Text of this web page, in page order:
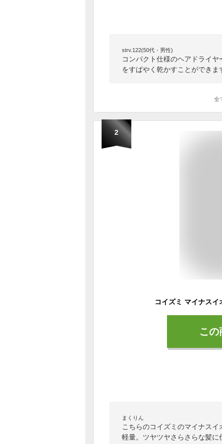
strv.122(50代・男性)
コンパクト仕様のヘアドライ
をすばやく乾かすことができま
全
2
こ
まくりん
こちらのコイズミのマイナス
軽量。ツヤツヤさらさらな髪に